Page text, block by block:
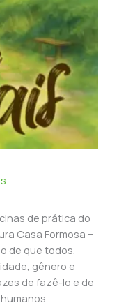
de prática do
Casa Formosa −
de que todos,
gênero e
de fazê-lo e de